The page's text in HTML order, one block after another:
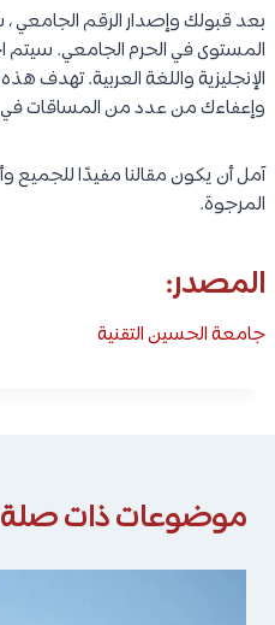
بعد قبولك وإصدار الرقم الجامعي
المستوى في الحرم الجامعي. سيتم
الإنجليزية واللغة العربية. تهدف
وإعفاءك من عدد من المساقات
آمل أن يكون مقالنا مفيدًا
المرجوة.
المصدر:
جامعة الحسين التقنية
موضوعات ذات صلة